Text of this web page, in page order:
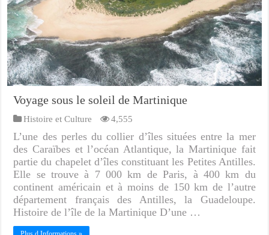
Voyage sous le soleil de Martinique
Histoire et Culture 4,555
L’une des perles du collier d’îles situées entre la mer
des Caraïbes et l’océan Atlantique, la Martinique fait
partie du chapelet d’îles constituant les Petites Antilles.
Elle se trouve à 7 000 km de Paris, à 400 km du
continent américain et à moins de 150 km de l’autre
département français des Antilles, la Guadeloupe.
Histoire de l’île de la Martinique D’une …